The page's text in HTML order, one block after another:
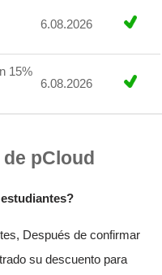
6.08.2026
15%
6.08.2026
pCloud
Después de confirmar
su descuento para